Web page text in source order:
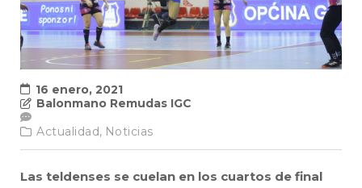
16 enero, 2021
Balonmano Remudas IGC
Actualidad, Noticias
Las teldenses se cuelan en los cuartos de final